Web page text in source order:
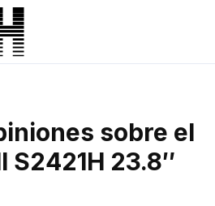
sobre el
S2421H 23.8″